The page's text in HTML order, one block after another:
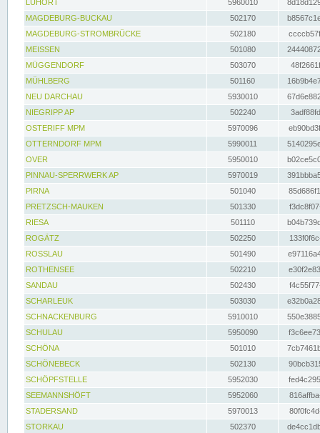
LÜHORT
5960010
MAGDEBURG-BUCKAU
502170
MAGDEBURG-STROMBRÜCKE
502180
MEISSEN
501080
MÜGGENDORF
503070
MÜHLBERG
501160
NEU DARCHAU
5930010
NIEGRIPP AP
502240
OSTERIFF MPM
5970096
OTTERNDORF MPM
5990011
OVER
5950010
PINNAU-SPERRWERK AP
5970019
PIRNA
501040
PRETZSCH-MAUKEN
501330
RIESA
501110
ROGÄTZ
502250
ROSSLAU
501490
ROTHENSEE
502210
SANDAU
502430
SCHARLEUK
503030
SCHNACKENBURG
5910010
SCHULAU
5950090
SCHÖNA
501010
SCHÖNEBECK
502130
SCHÖPFSTELLE
5952030
SEEMANNSHÖFT
5952060
STADERSAND
5970013
STORKAU
502370